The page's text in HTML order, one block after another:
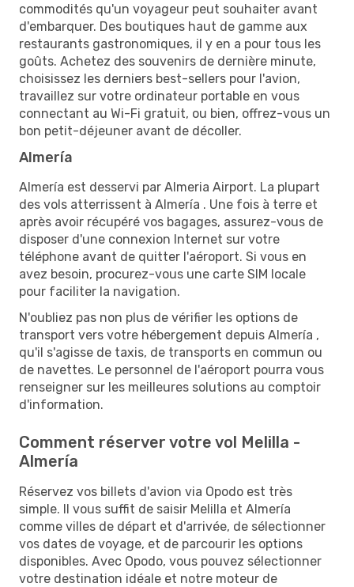
commodités qu'un voyageur peut souhaiter avant
d'embarquer. Des boutiques haut de gamme aux
restaurants gastronomiques, il y en a pour tous les
goûts. Achetez des souvenirs de dernière minute,
choisissez les derniers best-sellers pour l'avion,
travaillez sur votre ordinateur portable en vous
connectant au Wi-Fi gratuit, ou bien, offrez-vous un
bon petit-déjeuner avant de décoller.
Almería
Almería est desservi par Almeria Airport. La plupart
des vols atterrissent à Almería . Une fois à terre et
après avoir récupéré vos bagages, assurez-vous de
disposer d'une connexion Internet sur votre
téléphone avant de quitter l'aéroport. Si vous en
avez besoin, procurez-vous une carte SIM locale
pour faciliter la navigation.
N'oubliez pas non plus de vérifier les options de
transport vers votre hébergement depuis Almería ,
qu'il s'agisse de taxis, de transports en commun ou
de navettes. Le personnel de l'aéroport pourra vous
renseigner sur les meilleures solutions au comptoir
d'information.
Comment réserver votre vol Melilla -
Almería
Réservez vos billets d'avion via Opodo est très
simple. Il vous suffit de saisir Melilla et Almería
comme villes de départ et d'arrivée, de sélectionner
vos dates de voyage, et de parcourir les options
disponibles. Avec Opodo, vous pouvez sélectionner
votre destination idéale et notre moteur de